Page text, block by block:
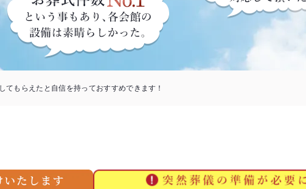
てもらえたと自信を持っておすすめできます！